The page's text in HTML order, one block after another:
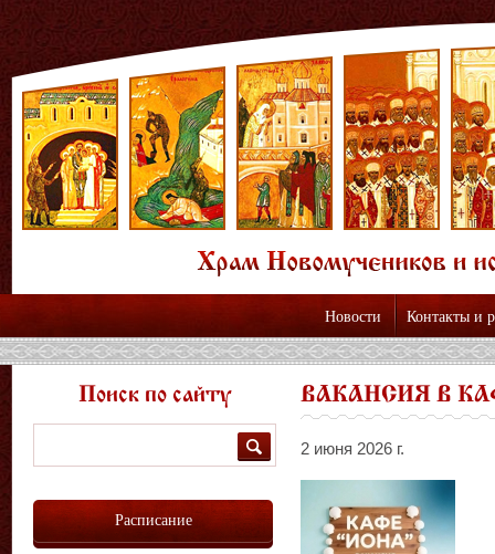
Новости Контакты и
ВАКАНСИЯ В
2 июня 2026 г.
Поиск по сайту
Расписание